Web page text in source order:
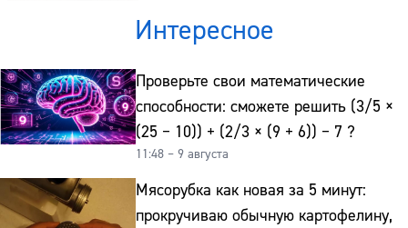
Интересное
Проверьте свои математические
способности: сможете решить (3/5 ×
(25 − 10)) + (2/3 × (9 + 6)) − 7 ?
11:48 – 9 августа
Мясорубка как новая за 5 минут:
прокручиваю обычную картофелину,